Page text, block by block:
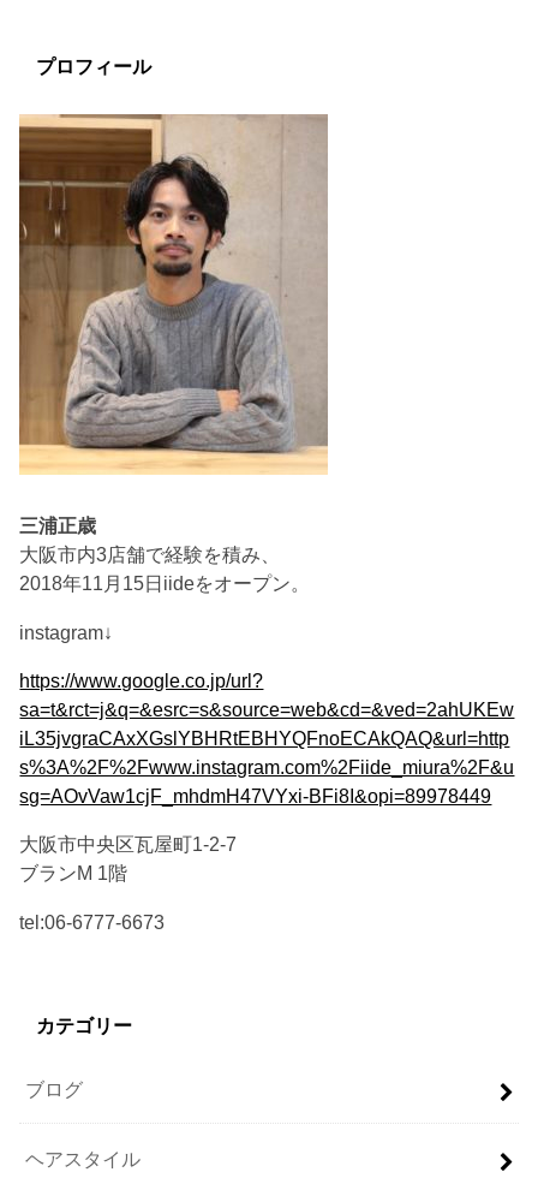
プロフィール
三浦正歳
大阪市内3店舗で経験を積み、
2018年11月15日iideをオープン。
instagram↓
https://www.google.co.jp/url?
sa=t&rct=j&q=&esrc=s&source=web&cd=&ved=2ahUKEw
iL35jvgraCAxXGslYBHRtEBHYQFnoECAkQAQ&url=http
s%3A%2F%2Fwww.instagram.com%2Fiide_miura%2F&u
sg=AOvVaw1cjF_mhdmH47VYxi-BFi8I&opi=89978449
大阪市中央区瓦屋町1-2-7
ブランM 1階
tel:06-6777-6673
カテゴリー
ブログ
ヘアスタイル